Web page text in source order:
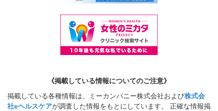
《掲載している情報についてのご注意》
掲載している各種情報は、ミーカンパニー株式会社および株式会
社eヘルスケアが調査した情報をもとにしています。 正確な情報掲